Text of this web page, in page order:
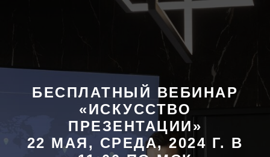
БЕСПЛАТНЫЙ ВЕБИНАР
«ИСКУССТВО
ПРЕЗЕНТАЦИИ»
22 МАЯ, СРЕДА, 2024 Г. В